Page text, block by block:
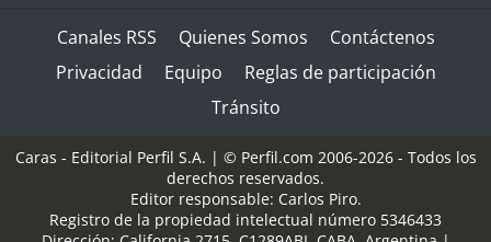
Canales RSS Quienes Somos
Contáctenos
Privacidad
Equipo
Reglas de participación
Tránsito
Caras - Editorial Perfil S.A. | © Perfil.com 2006-2026 - Todos los
derechos reservados.
Editor responsable: Carlos Piro.
Registro de la propiedad intelectual número 5346433